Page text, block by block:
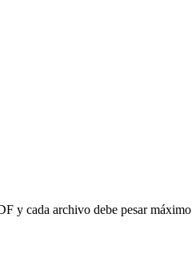
y cada archivo debe pesar máximo